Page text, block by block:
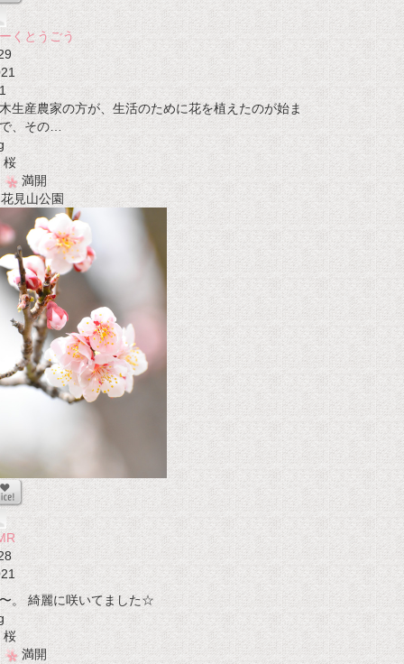
くとうごう
1
生産農家の方が、生活のために花を植えたのが始ま
、その…
桜
満開
見山公園
。 綺麗に咲いてました☆
桜
満開